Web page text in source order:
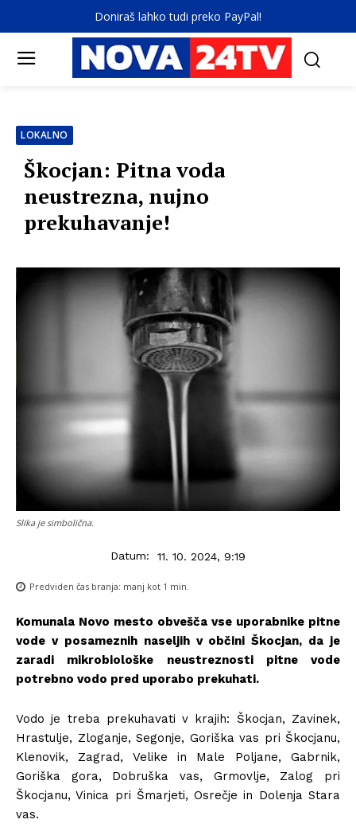
Doniraš lahko tudi preko PayPal!
LOKALNO
Škocjan: Pitna voda
neustrezna, nujno
prekuhavanje!
Slika je simbolična.
Datum: 11. 10. 2024, 9:19
Predviden čas branja: manj kot 1 min.
Komunala Novo mesto obvešča vse uporabnike pitne
vode v posameznih naseljih v občini Škocjan, da je
zaradi mikrobiološke neustreznosti pitne vode
potrebno vodo pred uporabo prekuhati.
Vodo je treba prekuhavati v krajih: Škocjan, Zavinek,
Hrastulje, Zloganje, Segonje, Goriška vas pri Škocjanu,
Klenovik, Zagrad, Velike in Male Poljane, Gabrnik,
Goriška gora, Dobruška vas, Grmovlje, Zalog pri
Škocjanu, Vinica pri Šmarjeti, Osrečje in Dolenja Stara
vas.